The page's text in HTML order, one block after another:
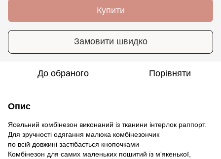
Купити
Замовити швидко
До обраного Порівняти
Опис
Ясельний комбінезон виконаний із тканини інтерлок раппорт.
Для зручності одягання малюка комбінезончик
по всій довжині застібається кнопочками
Комбінезон для самих маленьких пошитий із м'якенької,